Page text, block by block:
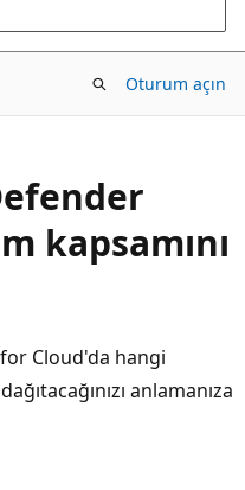
Oturum açın
kapsamını
Cloud'da hangi
anlamanıza